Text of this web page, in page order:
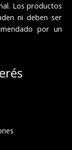
Los productos
ni deben ser
por un